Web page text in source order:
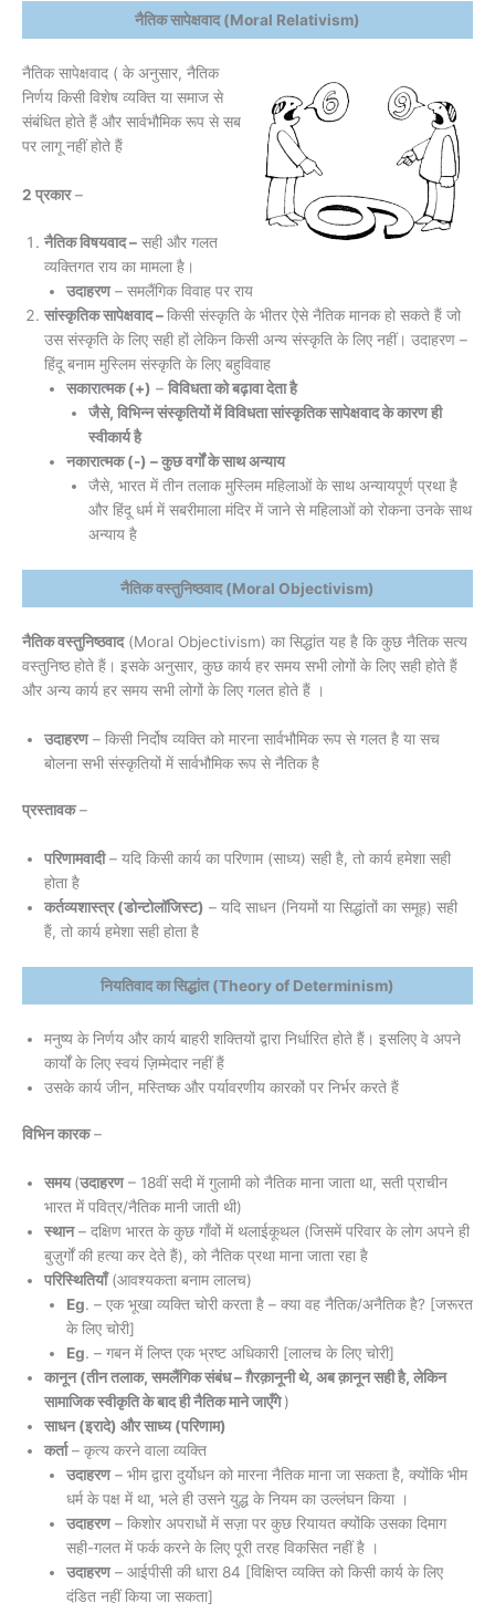
नैतिक सापेक्षवाद (Moral Relativism)
नैतिक सापेक्षवाद ( के अनुसार, नैतिक
निर्णय किसी विशेष व्यक्ति या समाज से
संबंधित होते हैं और सार्वभौमिक रूप से सब
पर लागू नहीं होते हैं
2 प्रकार–
नैतिक विषयवाद – सही और गलत
व्यक्तिगत राय का मामला है।
उदाहरण– समलैंगिक विवाह पर राय
सांस्कृतिक सापेक्षवाद –किसी संस्कृति के भीतर ऐसे नैतिक मानक हो सकते हैं जो
उस संस्कृति के लिए सही हों लेकिन किसी अन्य संस्कृति के लिए नहीं। उदाहरण –
हिंदू बनाम मुस्लिम संस्कृति के लिए बहुविवाह
सकारात्मक (+) – विविधता को बढ़ावा देता है
जैसे, विभिन्न संस्कृतियों में विविधता सांस्कृतिक सापेक्षवाद के कारण ही
स्वीकार्य है
नकारात्मक (-) – कुछ वर्गों के साथ अन्याय
जैसे, भारत में तीन तलाक मुस्लिम महिलाओं के साथ अन्यायपूर्ण प्रथा है
और हिंदू धर्म में सबरीमाला मंदिर में जाने से महिलाओं को रोकना उनके साथ
अन्याय है
नैतिक वस्तुनिष्ठवाद (Moral Objectivism)
नैतिक वस्तुनिष्ठवाद(Moral Objectivism) का सिद्धांत यह है कि कुछ नैतिक सत्य
वस्तुनिष्ठ होते हैं। इसके अनुसार, कुछ कार्य हर समय सभी लोगों के लिए सही होते हैं
और अन्य कार्य हर समय सभी लोगों के लिए गलत होते हैं ।
उदाहरण– किसी निर्दोष व्यक्ति को मारना सार्वभौमिक रूप से गलत है या सच
बोलना सभी संस्कृतियों में सार्वभौमिक रूप से नैतिक है
प्रस्तावक–
परिणामवादी– यदि किसी कार्य का परिणाम (साध्य) सही है, तो कार्य हमेशा सही
होता है
कर्तव्यशास्त्र (डोन्टोलॉजिस्ट) – यदि साधन (नियमों या सिद्धांतों का समूह) सही
हैं, तो कार्य हमेशा सही होता है
नियतिवाद का सिद्धांत (Theory of Determinism)
मनुष्य के निर्णय और कार्य बाहरी शक्तियों द्वारा निर्धारित होते हैं। इसलिए वे अपने
कार्यों के लिए स्वयं ज़िम्मेदार नहीं हैं
उसके कार्य जीन, मस्तिष्क और पर्यावरणीय कारकों पर निर्भर करते हैं
विभिन कारक–
समय(उदाहरण– 18वीं सदी में गुलामी को नैतिक माना जाता था, सती प्राचीन
भारत में पवित्र/नैतिक मानी जाती थी)
स्थान– दक्षिण भारत के कुछ गाँवों में थलाईकूथल (जिसमें परिवार के लोग अपने ही
बुज़ुर्गों की हत्या कर देते हैं), को नैतिक प्रथा माना जाता रहा है
परिस्थितियाँ(आवश्यकता बनाम लालच)
Eg. – एक भूखा व्यक्ति चोरी करता है – क्या वह नैतिक/अनैतिक है? [जरूरत
के लिए चोरी]
Eg. – गबन में लिप्त एक भ्रष्ट अधिकारी [लालच के लिए चोरी]
कानून (तीन तलाक, समलैंगिक संबंध – ग़ैरक़ानूनी थे, अब क़ानून सही है, लेकिन
सामाजिक स्वीकृति के बाद ही नैतिक माने जाएँगे)
साधन (इरादे) और साध्य (परिणाम)
कर्ता– कृत्य करने वाला व्यक्ति
उदाहरण– भीम द्वारा दुर्योधन को मारना नैतिक माना जा सकता है, क्योंकि भीम
धर्म के पक्ष में था, भले ही उसने युद्ध के नियम का उल्लंघन किया ।
उदाहरण– किशोर अपराधों में सज़ा पर कुछ रियायत क्योंकि उसका दिमाग
सही-गलत में फर्क करने के लिए पूरी तरह विकसित नहीं है ।
उदाहरण– आईपीसी की धारा 84 [विक्षिप्त व्यक्ति को किसी कार्य के लिए
दंडित नहीं किया जा सकता]